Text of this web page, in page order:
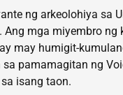
ng arkeolohiya sa
mga miyembro
may humigit-
pamamagitan ng
isang taon.